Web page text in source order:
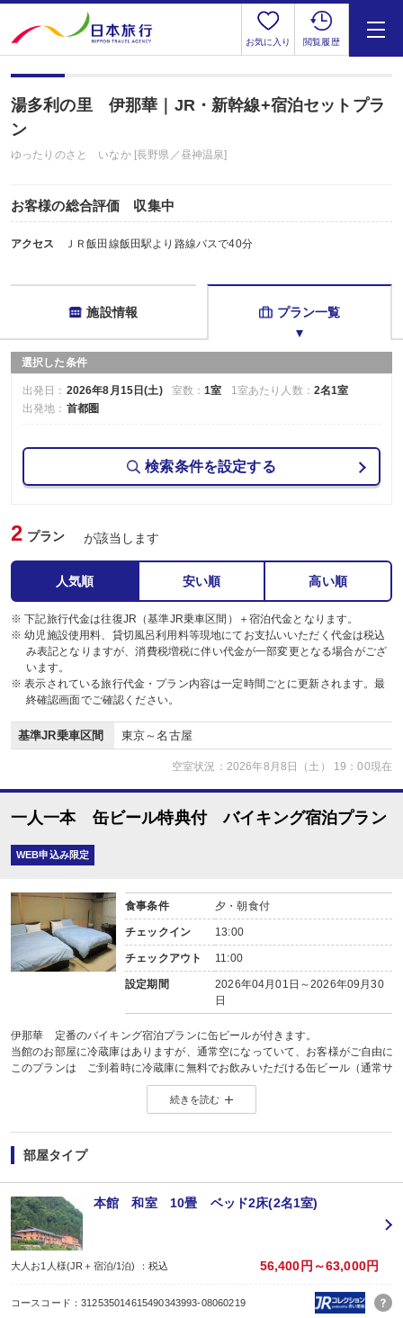
お気に入り 閲覧履歴
湯多利の里 伊那華｜JR・新幹線+宿泊セットプラ
ン
ゆったりのさと いなか [長野県／昼神温泉]
お客様の総合評価 収集中
アクセス ＪＲ飯田線飯田駅より路線バスで40分
施設情報 プラン一覧
選択した条件
出発日： 2026年8月15日(土) 室数：1室 1室あたり人数： 2名1室
出発地： 首都圏
検索条件を設定する
2 プラン が該当します
人気順 安い順 高い順
※ 下記旅行代金は往復JR（基準JR乗車区間）＋宿泊代金となります。
※ 幼児施設使用料、貸切風呂利用料等現地にてお支払いいただく代金は税込
み表記となりますが、消費税増税に伴い代金が一部変更となる場合がござ
います。
※ 表示されている旅行代金・プラン内容は一定時間ごとに更新されます。最
終確認画面でご確認ください。
基準JR乗車区間 東京～名古屋
空室状況：2026年8月8日（土） 19：00現在
一人一本 缶ビール特典付 バイキング宿泊プラン
WEB申込み限定
食事条件 夕・朝食付
チェックイン 13:00
チェックアウト 11:00
設定期間
2026年04月01日～2026年09月30
日
伊那華 定番のバイキング宿泊プランに缶ビールが付きます。
当館のお部屋に冷蔵庫はありますが、通常空になっていて、お客様がご自由に
このプランは ご到着時に冷蔵庫に無料でお飲みいただける缶ビール（通常サ
ご到着されたらすぐに一息ついていただけます。
もちろん、ご入浴後のお楽しみにもどうぞ。
お子様にはペットボトルの飲料をご用意いたします。（添い寝を除く）
銘柄は指定できませんのであしからずご了承ください。
★お食事♪
和・洋・中の味60種類のお料理をご用意しております。
12月〜03月は北海道フェア
04月、05月は中国・四国フェア
06月、07月は東北フェア
08月、09月は九州フェア
10月、11月は北陸・新潟フェア開催
3時チェックイン、11時チェックアウト、22時間のロングステイしていただけ
単純硫黄泉の肌にやさしい”美人の湯”。7種の庭園露天・内湯4種・足湯9種
-------------------------------------------------------------------------------------------------
続きを読む
部屋タイプ
本館 和室 10畳 ベッド2床(2名1室)
大人お1人様(JR＋宿泊/1泊) ：税込 56,400円～63,000円
コースコード：312535014615490343993-08060219